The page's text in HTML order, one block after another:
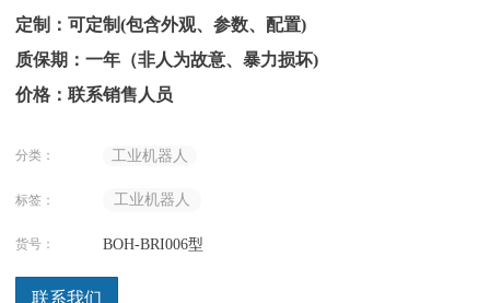
定制：可定制(包含外观、参数、配置)
质保期：一年（非人为故意、暴力损坏)
价格：联系销售人员
分类： 工业机器人
标签： 工业机器人
货号： BOH-BRI006型
联系我们